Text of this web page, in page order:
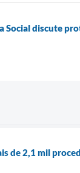
Social discute
de 2,1 mil